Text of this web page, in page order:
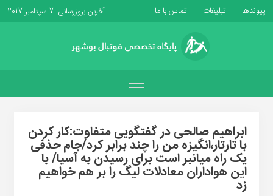
پیوندها تبلیغات تماس با ما آخرین بروزرسانی: 7 سپتامبر 2017
ابراهیم صالحی در گفتگویی متفاوت:کار کردن
با تارتار،انگیزه من را چند برابر کرد/جام حذفی
یک راه میانبر است برای رسیدن به آسیا/ با
این هواداران معادلات لیگ را بر هم خواهیم
زد